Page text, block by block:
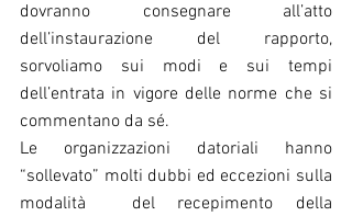
dovranno consegnare all’atto
dell’instaurazione del rapporto,
sorvoliamo sui modi e sui tempi
dell’entrata in vigore delle norme che si
commentano da sé.
Le organizzazioni datoriali hanno
“sollevato” molti dubbi ed eccezioni sulla
modalità  del recepimento della